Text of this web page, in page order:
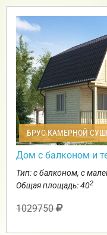
БРУС КАМЕРНОЙ
Дом с балконом и
Тип: с балконом, с
Общая площадь: 402
1029750